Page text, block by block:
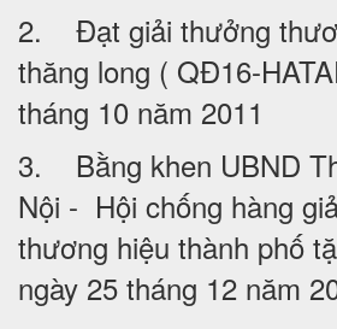
2. Đạt giải thưởng
thăng long ( QĐ16-
tháng 10 năm 2011
3. Bằng khen UBND
Nội - Hội chống hàng
thương hiệu thành phố
ngày 25 tháng 12 năm